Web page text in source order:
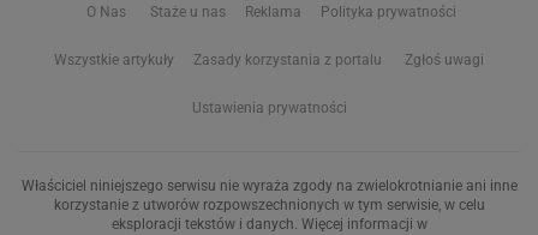
O Nas Staże u nas Reklama Polityka prywatności
Wszystkie artykuły Zasady korzystania z portalu Zgłoś uwagi
Ustawienia prywatności
Właściciel niniejszego serwisu nie wyraża zgody na zwielokrotnianie ani inne
korzystanie z utworów rozpowszechnionych w tym serwisie, w celu
eksploracji tekstów i danych. Więcej informacji w